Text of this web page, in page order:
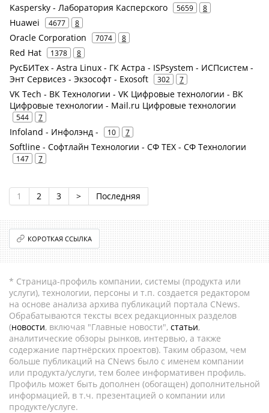
Kaspersky - Лаборатория Касперского 5659 8
Huawei 4677 8
Oracle Corporation 7074 8
Red Hat 1378 8
РусБИТех - Astra Linux - ГК Астра - ISPsystem - ИСПсистем -
Энт Сервисез - Экзософт - Exosoft
302 7
VK Tech - ВК Технологии - VK Цифровые технологии - ВК
Цифровые технологии - Mail.ru Цифровые технологии
544 7
Infoland - Инфолэнд - 10 7
Softline - Софтлайн Технологии - СФ ТЕХ - СФ Технологии
147 7
1 2 3 > Последняя
КОРОТКАЯ ССЫЛКА
* Страница-профиль компании, системы (продукта или
услуги), технологии, персоны и т.п. создается редактором
на основе анализа архива публикаций портала CNews.
Обрабатываются тексты всех редакционных разделов
(новости, включая "Главные новости", статьи,
аналитические обзоры рынков, интервью, а также
содержание партнёрских проектов). Таким образом, чем
больше публикаций на CNews было с именем компании
или продукта/услуги, тем более информативен профиль.
Профиль может быть дополнен (обогащен) дополнительной
информацией, в т.ч. презентацией о компании или
продукте/услуге.